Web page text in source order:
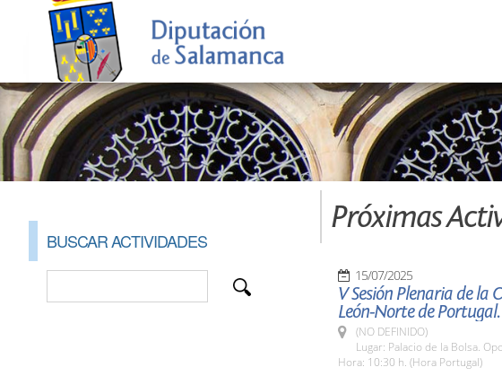
BUSCAR ACTIVIDADES
Próximas
15/07/2025
V Sesión Plenaria de la
León-Norte de Portugal.
(NO DEFINIDO)
Lugar: Palacio de la Bolsa.
Hora: 10:30 h. (Hora Portugal)